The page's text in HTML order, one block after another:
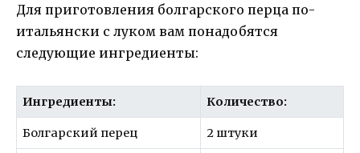
Для приготовления болгарского перца по-
итальянски с луком вам понадобятся
следующие ингредиенты:
Ингредиенты: Количество:
Болгарский перец 2 штуки